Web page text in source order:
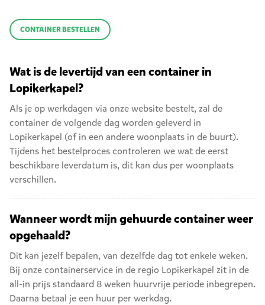
CONTAINER BESTELLEN
Wat is de levertijd van een container in
Lopikerkapel?
Als je op werkdagen via onze website bestelt, zal de
container de volgende dag worden geleverd in
Lopikerkapel (of in een andere woonplaats in de buurt).
Tijdens het bestelproces controleren we wat de eerst
beschikbare leverdatum is, dit kan dus per woonplaats
verschillen.
Wanneer wordt mijn gehuurde container weer
opgehaald?
Dit kan jezelf bepalen, van dezelfde dag tot enkele weken.
Bij onze containerservice in de regio Lopikerkapel zit in de
all-in prijs standaard 8 weken huurvrije periode inbegrepen.
Daarna betaal je een huur per werkdag.